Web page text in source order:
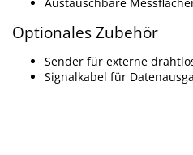
Optionales Zubehör
Sender für externe
Signalkabel für